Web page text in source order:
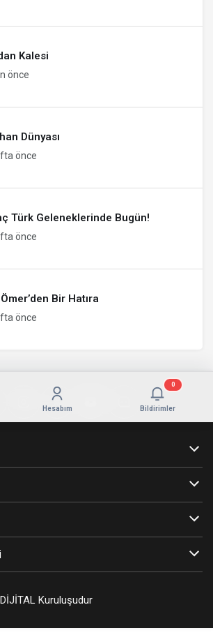
Kalesi
önce
Dünyası
önce
Türk Geleneklerinde Bugün!
önce
Bir Hatıra
önce
Hesabım Bildirimler
0
Kuruluşudur